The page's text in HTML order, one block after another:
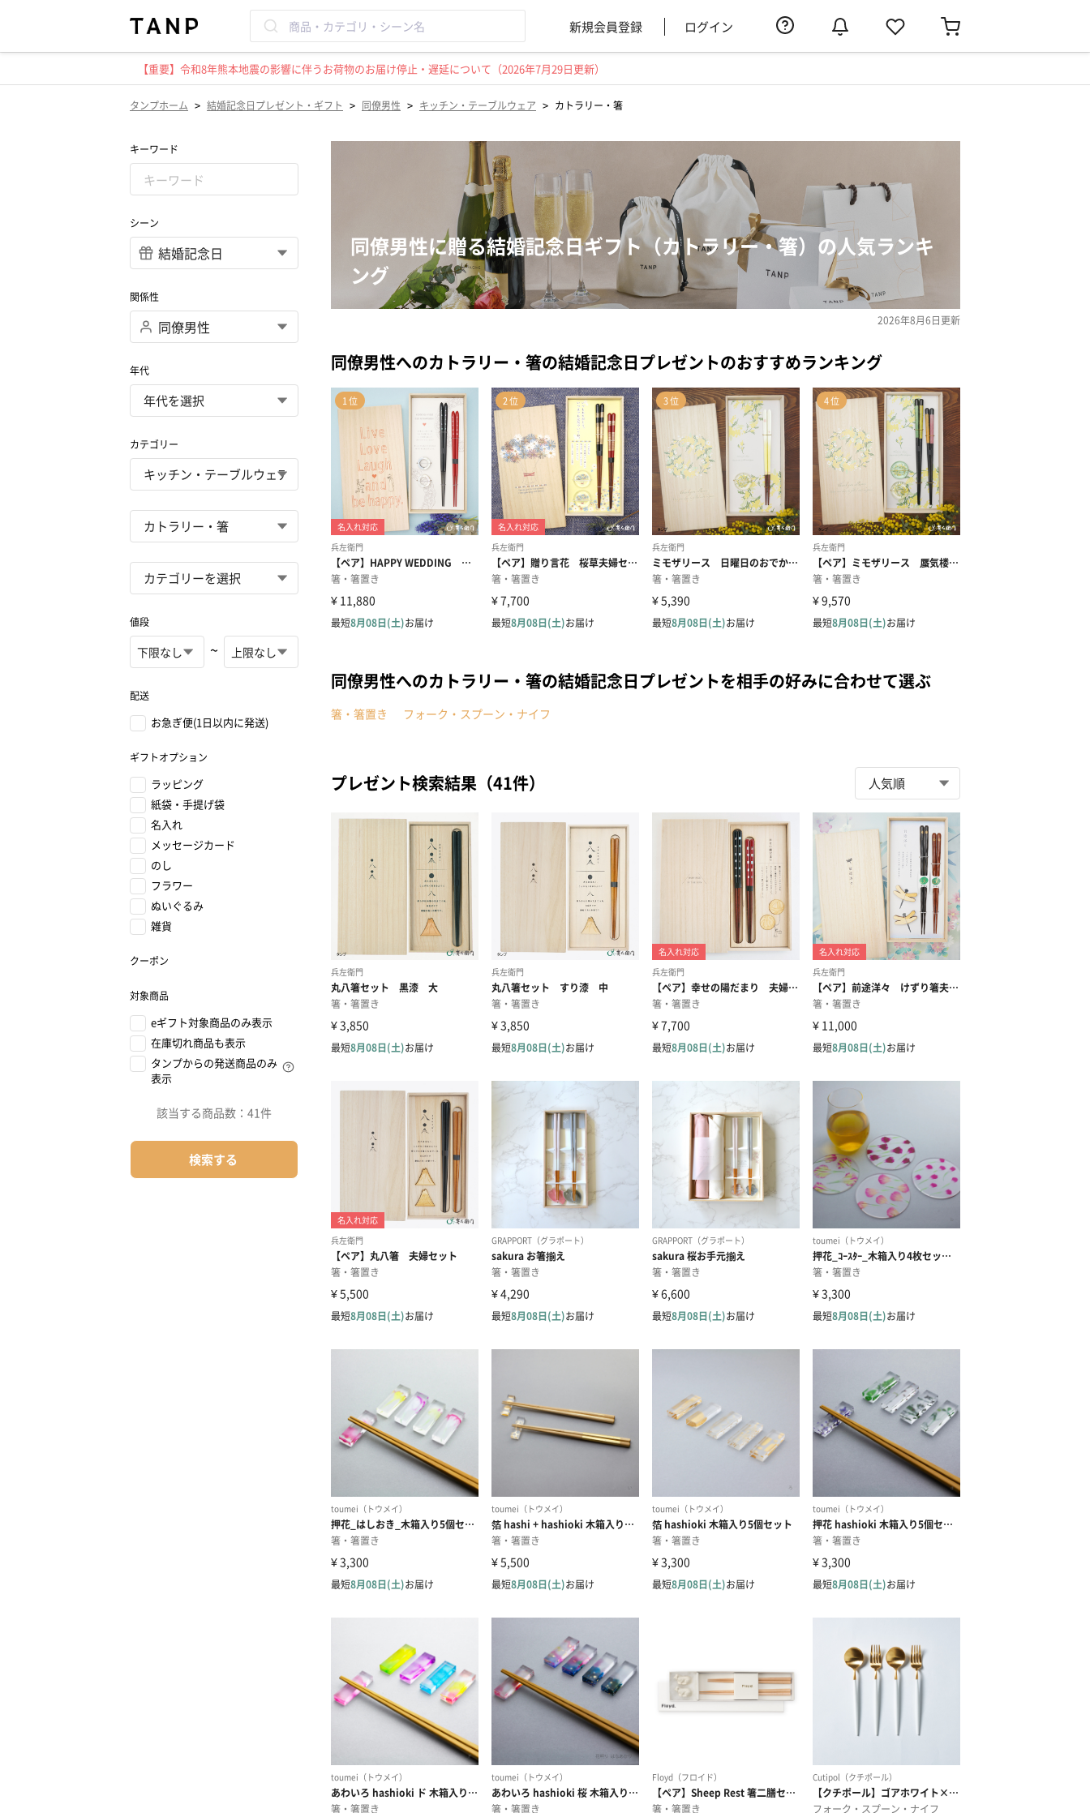
新規会員登録 ログイン
【重要】令和8年熊本地震の影響に伴うお荷物のお届け停止・遅延について（2026年7月29日更新）
タンプホーム > 結婚記念日プレゼント・ギフト > 同僚男性 > キッチン・テーブルウェア > カトラリー・箸
キーワード
シーン
関係性
年代
カテゴリー
値段
~
配送
お急ぎ便(1日以内に発送)
ギフトオプション
ラッピング
紙袋・手提げ袋
名入れ
メッセージカード
のし
フラワー
ぬいぐるみ
雑貨
クーポン
対象商品
eギフト対象商品のみ表示
在庫切れ商品も表示
タンプからの発送商品のみ
表示
該当する商品数： 41件
検索する
同僚男性に贈る結婚記念日ギフト（カトラリー・箸）の人気ランキ
ング
2026年8月6日更新
同僚男性へのカトラリー・箸の結婚記念日プレゼントのおすすめランキング
同僚男性へのカトラリー・箸の結婚記念日プレゼントを相手の好みに合わせて選ぶ
箸・箸置き フォーク・スプーン・ナイフ
プレゼント検索結果（41件）